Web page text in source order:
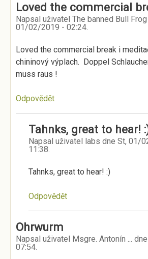
Loved the commercial
Napsal uživatel The banned Bull Frog
01/02/2019 - 02:24.
Loved the commercial break i
chininový výplach. Doppel
muss raus !
Odpovědět
Tahnks, great to hear!
Napsal uživatel labs dne St, 01/
11:38.
Tahnks, great to hear! :)
Odpovědět
Ohrwurm
Napsal uživatel Msgre. Antonín ... dne
07:54.